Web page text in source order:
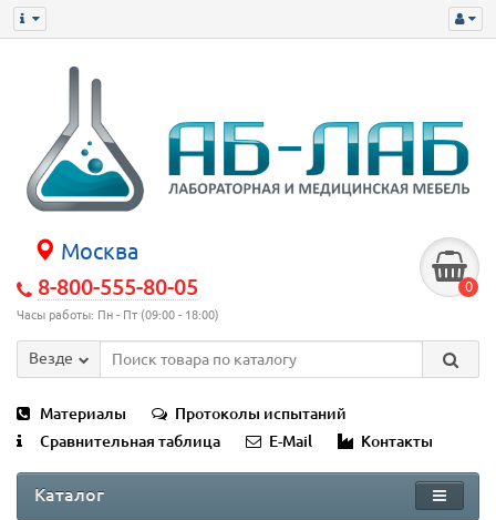
Москва
8-800-555-80-05
Часы работы: Пн - Пт (09:00 - 18:00)
0
Везде
Материалы
Протоколы испытаний
Сравнительная таблица
E-Mail Контакты
Каталог